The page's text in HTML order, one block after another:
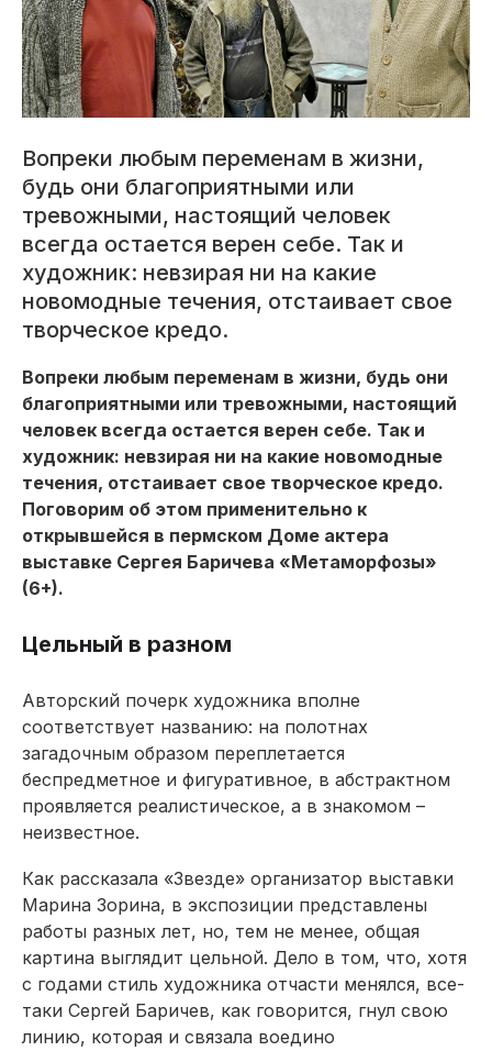
Вопреки любым переменам в жизни,
будь они благоприятными или
тревожными, настоящий человек
всегда остается верен себе. Так и
художник: невзирая ни на какие
новомодные течения, отстаивает свое
творческое кредо.
Вопреки любым переменам в жизни, будь они
благоприятными или тревожными, настоящий
человек всегда остается верен себе. Так и
художник: невзирая ни на какие новомодные
течения, отстаивает свое творческое кредо.
Поговорим об этом применительно к
открывшейся в пермском Доме актера
выставке Сергея Баричева «Метаморфозы»
(6+).
Цельный в разном
Авторский почерк художника вполне
соответствует названию: на полотнах
загадочным образом переплетается
беспредметное и фигуративное, в абстрактном
проявляется реалистическое, а в знакомом –
неизвестное.
Как рассказала «Звезде» организатор выставки
Марина Зорина, в экспозиции представлены
работы разных лет, но, тем не менее, общая
картина выглядит цельной. Дело в том, что, хотя
с годами стиль художника отчасти менялся, все-
таки Сергей Баричев, как говорится, гнул свою
линию, которая и связала воедино